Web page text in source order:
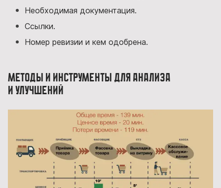
Необходимая документация.
Ссылки.
Номер ревизии и кем одобрена.
Методы и инструменты для анализа
и улучшений